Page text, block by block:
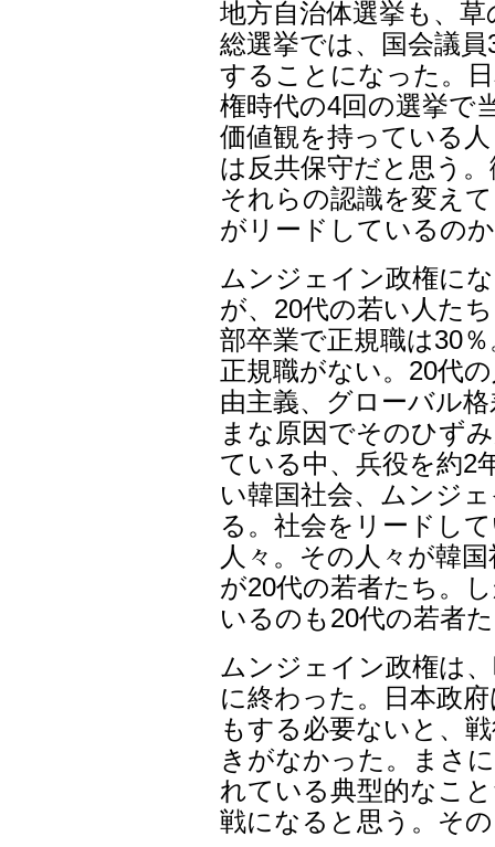
地方自治体選挙も、
総選挙では、国会議
することになった。
権時代の4回の選挙で
価値観を持っている
は反共保守だと思う
それらの認識を変え
がリードしているの
ムンジェイン政権に
が、20代の若い人た
部卒業で正規職は30
正規職がない。20代
由主義、グローバル
まな原因でそのひず
ている中、兵役を約2
い韓国社会、ムンジ
る。社会をリードし
人々。その人々が韓
が20代の若者たち。
いるのも20代の若者
ムンジェイン政権は
に終わった。日本政
もする必要ないと、
きがなかった。まさ
れている典型的なこ
戦になると思う。そ